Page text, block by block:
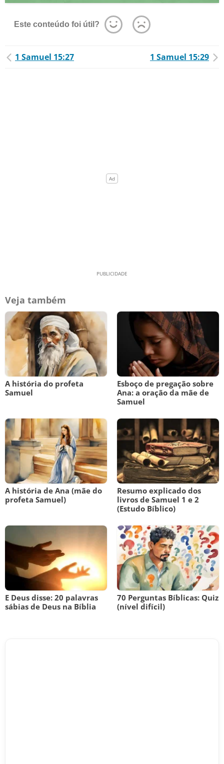
Este conteúdo foi útil?
1 Samuel 15:27 1 Samuel 15:29
Veja também
A história do profeta
Samuel
Esboço de pregação sobre
Ana: a oração da mãe de
Samuel
A história de Ana (mãe do
profeta Samuel)
Resumo explicado dos
livros de Samuel 1 e 2
(Estudo Bíblico)
E Deus disse: 20 palavras
sábias de Deus na Bíblia
70 Perguntas Bíblicas: Quiz
(nível difícil)